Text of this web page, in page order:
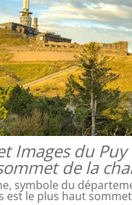
Images du
de la
symbole du
est le plus haut